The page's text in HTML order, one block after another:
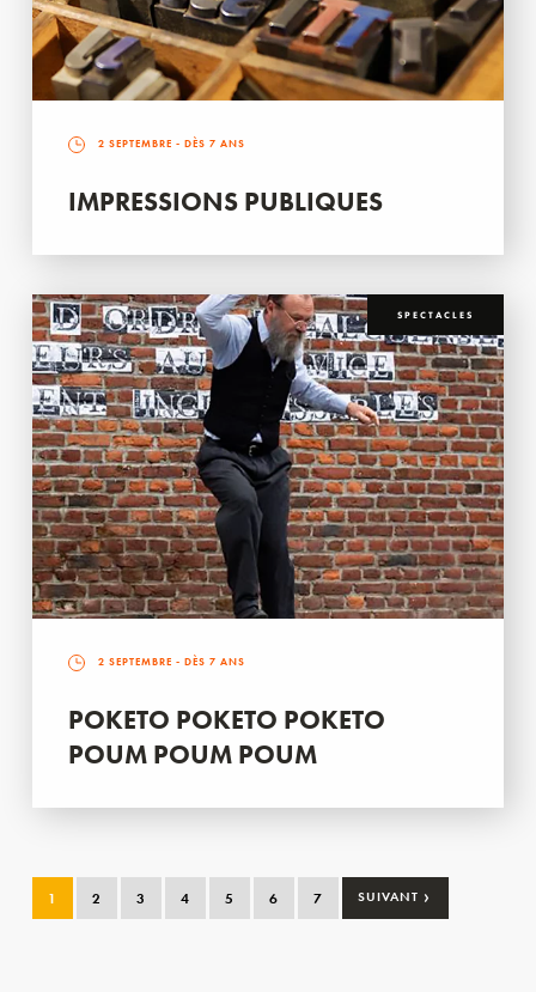
2 SEPTEMBRE - DÈS 7 ANS
IMPRESSIONS PUBLIQUES
SPECTACLES
2 SEPTEMBRE - DÈS 7 ANS
POKETO POKETO POKETO
POUM POUM POUM
1 2 3 4 5 6 7 SUIVANT ›